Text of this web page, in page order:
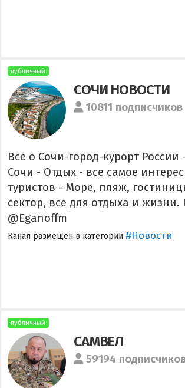
публичный
СОЧИ НОВОСТИ
10811 подписчиков
Все о Сочи-город-курорт России
Сочи - Отдых - все самое
туристов - Море, пляж,
сектор, все для отдыха и
@Eganoffm
Канал размещен в категории #Новости
публичный
САМВЕЛ
59194